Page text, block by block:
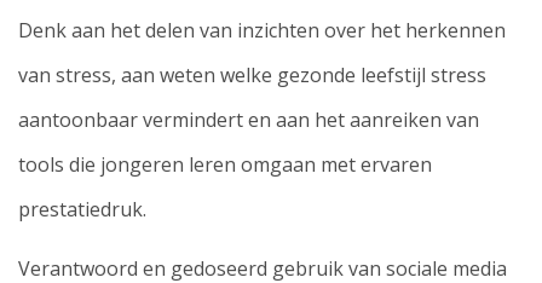
Denk aan het delen van inzichten over het herkennen
van stress, aan weten welke gezonde leefstijl stress
aantoonbaar vermindert en aan het aanreiken van
tools die jongeren leren omgaan met ervaren
prestatiedruk.
Verantwoord en gedoseerd gebruik van sociale media